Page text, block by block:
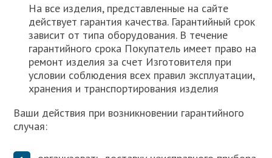
На все изделия, представленные на сайте
действует гарантия качества. Гарантийный срок
зависит от типа оборудования. В течение
гарантийного срока Покупатель имеет право на
ремонт изделия за счет Изготовителя при
условии соблюдения всех правил эксплуатации,
хранения и транспортирования изделия
Ваши действия при возникновении гарантийного
случая: